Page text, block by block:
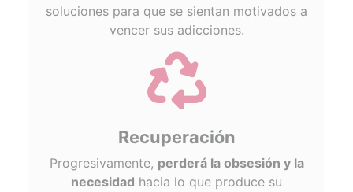
soluciones para que se sientan motivados a
vencer sus adicciones.
recycle
Recuperación
Progresivamente, perderá la obsesión y la
necesidad hacia lo que produce su